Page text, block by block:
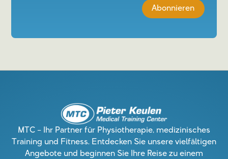
MTC – Ihr Partner für Physiotherapie, medizinisches
Training und Fitness. Entdecken Sie unsere vielfältigen
Angebote und beginnen Sie Ihre Reise zu einem